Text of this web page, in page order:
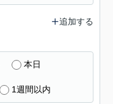
追加する
本日
1週間以内